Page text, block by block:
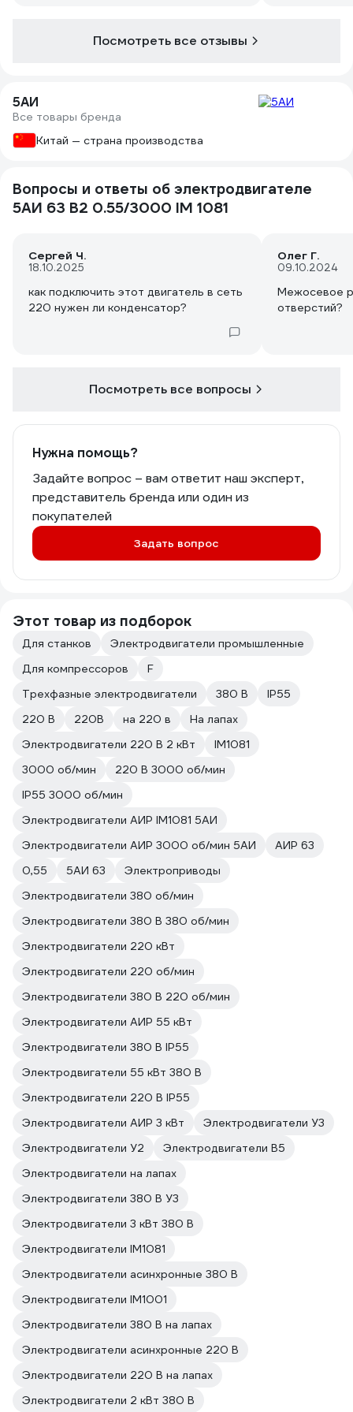
Посмотреть все отзывы
5АИ
Все товары бренда
Китай — страна производства
Вопросы и ответы об электродвигателе
5АИ 63 В2 0.55/3000 IM 1081
Сергей Ч.
18.10.2025
как подключить этот двигатель в сеть
Олег Г.
09.10.2024
Межосевое
отверстий?
Посмотреть все вопросы
Нужна помощь?
Задайте вопрос – вам ответит наш эксперт,
представитель бренда или один из
покупателей
Задать вопрос
Этот товар из подборок
Для станков
Электродвигатели промышленные
Для компрессоров
F
Трехфазные электродвигатели
380 В
IP55
220 В
220В на 220 в
На лапах
Электродвигатели 220 В 2 кВт
IM1081
3000 об/мин
220 В 3000 об/мин
IP55 3000 об/мин
Электродвигатели АИР IM1081 5АИ
Электродвигатели АИР 3000 об/мин 5АИ
АИР 63
0,55
5АИ 63
Электроприводы
Электродвигатели 380 об/мин
Электродвигатели 380 В 380 об/мин
Электродвигатели 220 кВт
Электродвигатели 220 об/мин
Электродвигатели 380 В 220 об/мин
Электродвигатели АИР 55 кВт
Электродвигатели 380 В IP55
Электродвигатели 55 кВт 380 В
Электродвигатели 220 В IP55
Электродвигатели АИР 3 кВт
Электродвигатели У3
Электродвигатели У2
Электродвигатели В5
Электродвигатели на лапах
Электродвигатели 380 В У3
Электродвигатели 3 кВт 380 В
Электродвигатели IM1081
Электродвигатели асинхронные 380 В
Электродвигатели IM1001
Электродвигатели 380 В на лапах
Электродвигатели асинхронные 220 В
Электродвигатели 220 В на лапах
Электродвигатели 2 кВт 380 В